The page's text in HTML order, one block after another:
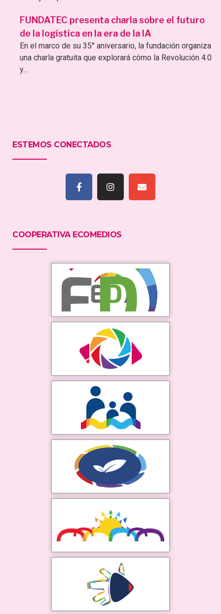
FUNDATEC presenta charla sobre el futuro
de la logística en la era de la IA
En el marco de su 35° aniversario, la fundación organiza
una charla gratuita que explorará cómo la Revolución 4.0
y...
ESTEMOS CONECTADOS
COOPERATIVA ECOMEDIOS